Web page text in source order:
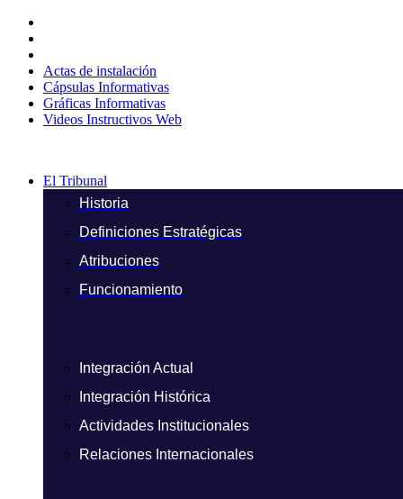
contenido
Actas de instalación
Cápsulas Informativas
Gráficas Informativas
Videos Instructivos Web
El Tribunal
Historia
Definiciones Estratégicas
Atribuciones
Funcionamiento
Integración Actual
Integración Histórica
Actividades Institucionales
Relaciones Internacionales